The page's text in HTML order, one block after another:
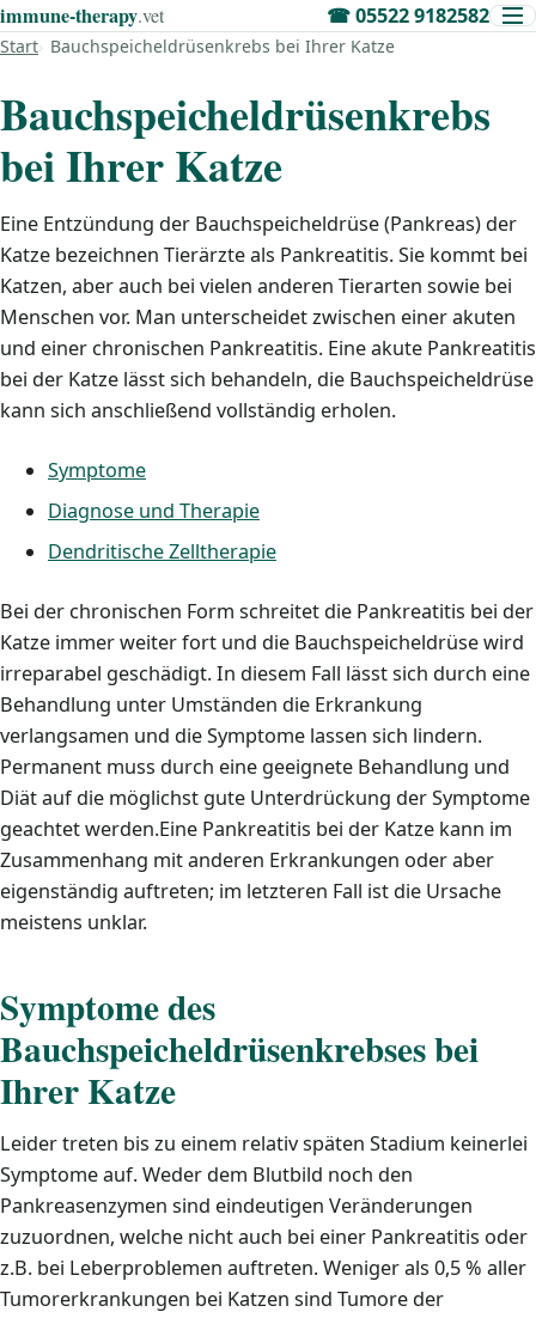
immune‑therapy.vet ☎05522 9182582
Start Bauchspeicheldrüsenkrebs bei Ihrer Katze
Bauchspeicheldrüsenkrebs
bei Ihrer Katze
Eine Entzündung der Bauchspeicheldrüse (Pankreas) der
Katze bezeichnen Tierärzte als Pankreatitis. Sie kommt bei
Katzen, aber auch bei vielen anderen Tierarten sowie bei
Menschen vor. Man unterscheidet zwischen einer akuten
und einer chronischen Pankreatitis. Eine akute Pankreatitis
bei der Katze lässt sich behandeln, die Bauchspeicheldrüse
kann sich anschließend vollständig erholen.
Symptome
Diagnose und Therapie
Dendritische Zelltherapie
Bei der chronischen Form schreitet die Pankreatitis bei der
Katze immer weiter fort und die Bauchspeicheldrüse wird
irreparabel geschädigt. In diesem Fall lässt sich durch eine
Behandlung unter Umständen die Erkrankung
verlangsamen und die Symptome lassen sich lindern.
Permanent muss durch eine geeignete Behandlung und
Diät auf die möglichst gute Unterdrückung der Symptome
geachtet werden.Eine Pankreatitis bei der Katze kann im
Zusammenhang mit anderen Erkrankungen oder aber
eigenständig auftreten; im letzteren Fall ist die Ursache
meistens unklar.
Symptome des
Bauchspeicheldrüsenkrebses bei
Ihrer Katze
Leider treten bis zu einem relativ späten Stadium keinerlei
Symptome auf. Weder dem Blutbild noch den
Pankreasenzymen sind eindeutigen Veränderungen
zuzuordnen, welche nicht auch bei einer Pankreatitis oder
z.B. bei Leberproblemen auftreten. Weniger als 0,5 % aller
Tumorerkrankungen bei Katzen sind Tumore der